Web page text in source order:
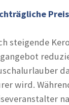
steigende
wird.